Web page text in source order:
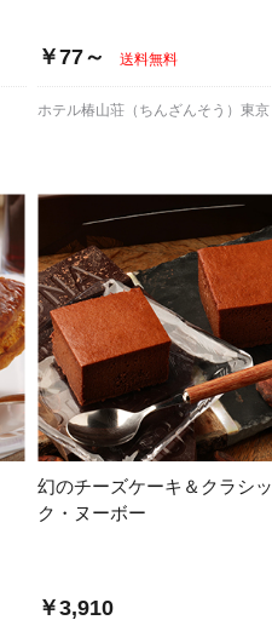
￥77～ 送料無料
ホテル椿山荘（ちんざんそう）東京
幻のチーズケーキ＆クラシッ
ク・ヌーボー
￥3,910